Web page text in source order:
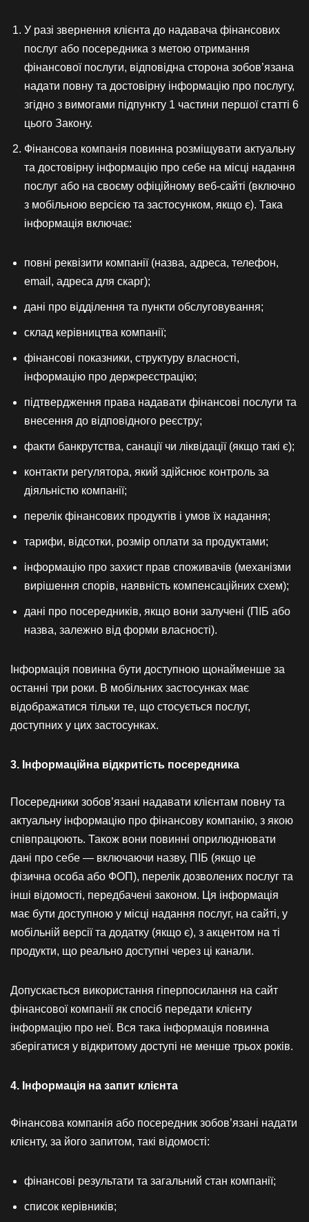
У разі звернення клієнта до надавача фінансових
послуг або посередника з метою отримання
фінансової послуги, відповідна сторона зобов’язана
надати повну та достовірну інформацію про послугу,
згідно з вимогами підпункту 1 частини першої статті 6
цього Закону.
Фінансова компанія повинна розміщувати актуальну
та достовірну інформацію про себе на місці надання
послуг або на своєму офіційному веб-сайті (включно
з мобільною версією та застосунком, якщо є). Така
інформація включає:
повні реквізити компанії (назва, адреса, телефон,
email, адреса для скарг);
дані про відділення та пункти обслуговування;
склад керівництва компанії;
фінансові показники, структуру власності,
інформацію про держреєстрацію;
підтвердження права надавати фінансові послуги та
внесення до відповідного реєстру;
факти банкрутства, санації чи ліквідації (якщо такі є);
контакти регулятора, який здійснює контроль за
діяльністю компанії;
перелік фінансових продуктів і умов їх надання;
тарифи, відсотки, розмір оплати за продуктами;
інформацію про захист прав споживачів (механізми
вирішення спорів, наявність компенсаційних схем);
дані про посередників, якщо вони залучені (ПІБ або
назва, залежно від форми власності).
Інформація повинна бути доступною щонайменше за
останні три роки. В мобільних застосунках має
відображатися тільки те, що стосується послуг,
доступних у цих застосунках.
3. Інформаційна відкритість посередника
Посередники зобов’язані надавати клієнтам повну та
актуальну інформацію про фінансову компанію, з якою
співпрацюють. Також вони повинні оприлюднювати
дані про себе — включаючи назву, ПІБ (якщо це
фізична особа або ФОП), перелік дозволених послуг та
інші відомості, передбачені законом. Ця інформація
має бути доступною у місці надання послуг, на сайті, у
мобільній версії та додатку (якщо є), з акцентом на ті
продукти, що реально доступні через ці канали.
Допускається використання гіперпосилання на сайт
фінансової компанії як спосіб передати клієнту
інформацію про неї. Вся така інформація повинна
зберігатися у відкритому доступі не менше трьох років.
4. Інформація на запит клієнта
Фінансова компанія або посередник зобов’язані надати
клієнту, за його запитом, такі відомості:
фінансові результати та загальний стан компанії;
список керівників;